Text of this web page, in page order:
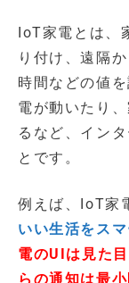
IoT家電とは、
り付け、遠隔
時間などの値
電が動いたり
るなど、イン
とです。
例えば、IoT家
いい生活をス
電のUIは見た
らの通知は最